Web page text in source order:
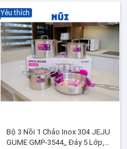
Bộ 3 Nồi 1 Chảo Inox 304 JEJU
GUME GMP-3544,, Đáy 5 Lớp,
Yêu thích